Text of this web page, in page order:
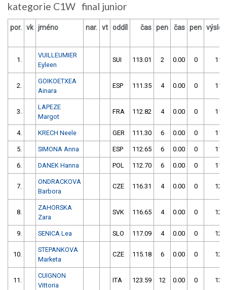
kategorie C1W final junior
por. vk jméno nar. vt oddíl čas pen čas pen
1.
VUILLEUMIER
Eyleen
SUI 113.01 2 0.00 0
2.
GOIKOETXEA
Ainara
ESP 111.35 4 0.00 0
3.
LAPEZE
Margot
FRA 112.82 4 0.00 0
4. KRECH Neele GER 111.30 6 0.00 0
5. SIMONA Anna ESP 112.65 6 0.00 0
6. DANEK Hanna POL 112.70 6 0.00 0
7.
ONDRACKOVA
Barbora
CZE 116.31 4 0.00 0
8.
ZAHORSKA
Zara
SVK 116.65 4 0.00 0
9. SENICA Lea SLO 117.09 4 0.00 0
10.
STEPANKOVA
Marketa
CZE 115.18 6 0.00 0
11.
CUIGNON
Vittoria
ITA 123.59 12 0.00 0